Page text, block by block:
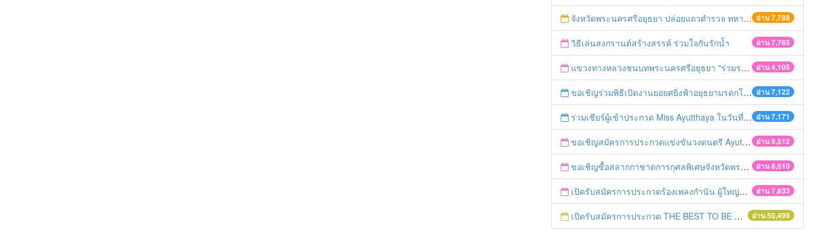
อ่าน 7,788
จังหวัดพระนครศรีอยุธยา ปล่อยแถวตำรวจ ทหาร ฝ่ายปกครอง กว่า 100 นาย ตรวจเข้มท่ารถสาธารณะ สถานีขนส่งรถโดยสาร วินรถตู้ และสถานีรถไฟ เตรียมรับมือเทศกาลสงกรานต์
อ่าน 7,765
วิธีเล่นสงกรานต์สร้างสรรค์ ร่วมใจกันรักน้ำ
อ่าน 4,105
แขวงทางหลวงชนบทพระนครศรีอยุธยา "ร่วมรณรงค์ ขับช้า เปิดไฟหน้า คาดเข็มขัด" เทศกาลสงกรานต์ ปี 2561
อ่าน 7,122
ขอเชิญร่วมพิธีเปิดงานยอยศยิ่งฟ้าอยุธยามรดกโลก
อ่าน 7,171
ร่วมเชียร์ผู้เข้าประกวด Miss Ayutthaya ในวันที่ 15 ธันวาคม 2560
อ่าน 9,512
ขอเชิญสมัครการประกวดแข่งขันวงดนตรี Ayutthaya battle of the bands
อ่าน 8,510
ขอเชิญซื้อสลากกาชาดการกุศลพิเศษจังหวัดพระนครศรีอยุธยา 2560
อ่าน 7,833
เปิดรับสมัครการประกวดร้องเพลงกำนัน ผู้ใหญ่บ้าน ฯลฯ
อ่าน 50,499
เปิดรับสมัครการประกวด THE BEST TO BE NUMBER ONE